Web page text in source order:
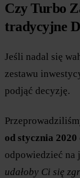
Czy Turbo
tradycyjne
Jeśli nadal się
zestawu
podjąć decyzję.
od stycznia
odpowiedzieć na
udałoby Ci się